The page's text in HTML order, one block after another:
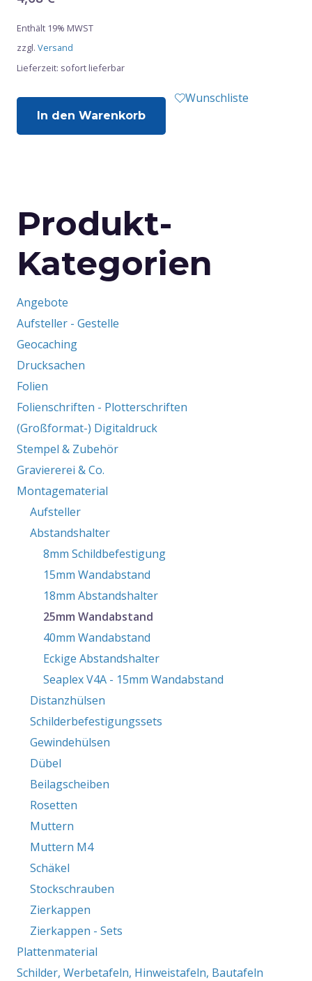
Enthält 19% MWST
zzgl. Versand
Lieferzeit: sofort lieferbar
In den Warenkorb
Wunschliste
Produkt-
Kategorien
Angebote
Aufsteller - Gestelle
Geocaching
Drucksachen
Folien
Folienschriften - Plotterschriften
(Großformat-) Digitaldruck
Stempel & Zubehör
Graviererei & Co.
Montagematerial
Aufsteller
Abstandshalter
8mm Schildbefestigung
15mm Wandabstand
18mm Abstandshalter
25mm Wandabstand
40mm Wandabstand
Eckige Abstandshalter
Seaplex V4A - 15mm Wandabstand
Distanzhülsen
Schilderbefestigungssets
Gewindehülsen
Dübel
Beilagscheiben
Rosetten
Muttern
Muttern M4
Schäkel
Stockschrauben
Zierkappen
Zierkappen - Sets
Plattenmaterial
Schilder, Werbetafeln, Hinweistafeln, Bautafeln